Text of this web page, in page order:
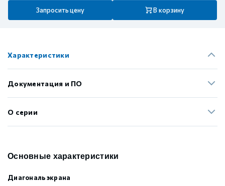
Запросить цену В корзину
Характеристики
Документация и ПО
О серии
Основные характеристики
Диагональ экрана